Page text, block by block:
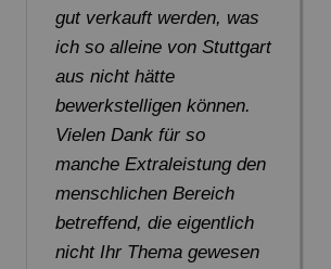
gut verkauft werden, was
ich so alleine von Stuttgart
aus nicht hätte
bewerkstelligen können.
Vielen Dank für so
manche Extraleistung den
menschlichen Bereich
betreffend, die eigentlich
nicht Ihr Thema gewesen